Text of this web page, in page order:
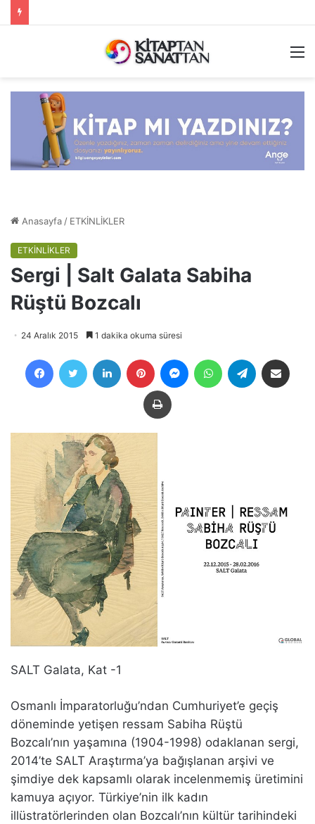
Anasayfa / ETKİNLİKLER
ETKİNLİKLER
Sergi | Salt Galata Sabiha
Rüştü Bozcalı
24 Aralık 2015 1 dakika okuma süresi
FacebookTwitter LinkedIn Pinterest MessengerWhatsAppTelegram
Yazdır
SALT Galata, Kat -1
Osmanlı İmparatorluğu’ndan Cumhuriyet’e geçiş
döneminde yetişen ressam Sabiha Rüştü
Bozcalı’nın yaşamına (1904-1998) odaklanan sergi,
2014’te SALT Araştırma’ya bağışlanan arşivi ve
şimdiye dek kapsamlı olarak incelenmemiş üretimini
kamuya açıyor. Türkiye’nin ilk kadın
illüstratörlerinden olan Bozcalı’nın kültür tarihindeki